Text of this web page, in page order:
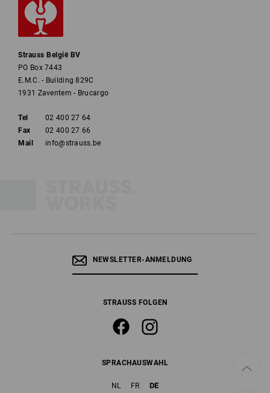
Strauss België BV
PO Box 7443
E.M.C. - Building 829C
1931 Zaventem - Brucargo
Tel
02 400 27 64
Fax
02 400 27 66
Mail
info@strauss.be
NEWSLETTER-ANMELDUNG
STRAUSS FOLGEN
SPRACHAUSWAHL
NL FR DE